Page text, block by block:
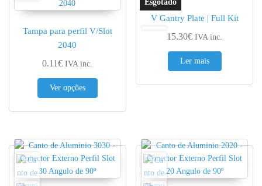
Tampa para perfil V/Slot
2040
0.11€ IVA inc.
Ver opções
This product has multiple variants. The options
V Gantry Plate | Full Kit
15.30€ IVA inc.
Ler mais